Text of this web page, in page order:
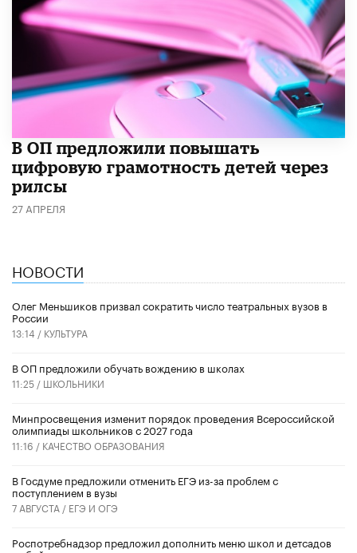
В ОП предложили повышать
цифровую грамотность детей через
рилсы
27 АПРЕЛЯ
НОВОСТИ
Олег Меньшиков призвал сократить число театральных вузов в
России
13:14 / КУЛЬТУРА
В ОП предложили обучать вождению в школах
11:25 / ШКОЛЬНИКИ
Минпросвещения изменит порядок проведения Всероссийской
олимпиады школьников с 2027 года
11:16 / КАЧЕСТВО ОБРАЗОВАНИЯ
В Госдуме предложили отменить ЕГЭ из-за проблем с
поступлением в вузы
7 АВГУСТА / ЕГЭ И ОГЭ
Роспотребнадзор предложил дополнить меню школ и детсадов